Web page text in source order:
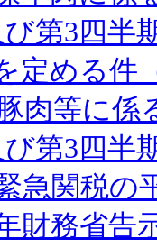
第3四半
定める件
肉等に係
第3四半
急関税の
財務省告